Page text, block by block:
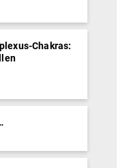
Chakras: